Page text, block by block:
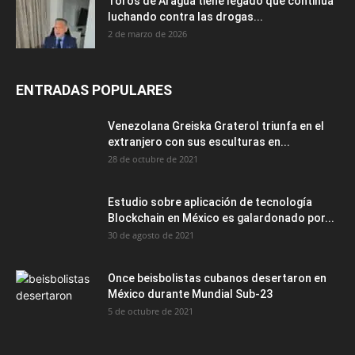
luchando contra las drogas...
2 de marzo de 2026
ENTRADAS POPULARES
Venezolana Greiska Graterol triunfa en el
extranjero con sus esculturas en...
28 de octubre de 2021
Estudio sobre aplicación de tecnología
Blockchain en México es galardonado por...
30 de agosto de 2021
Once beisbolistas cubanos desertaron en
México durante Mundial Sub-23
5 de octubre de 2021